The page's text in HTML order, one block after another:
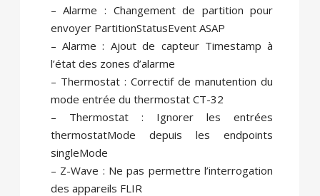
– Alarme : Changement de partition pour
envoyer PartitionStatusEvent ASAP
– Alarme : Ajout de capteur Timestamp à
l’état des zones d’alarme
– Thermostat : Correctif de manutention du
mode entrée du thermostat CT-32
– Thermostat : Ignorer les entrées
thermostatMode depuis les endpoints
singleMode
– Z-Wave : Ne pas permettre l’interrogation
des appareils FLIR